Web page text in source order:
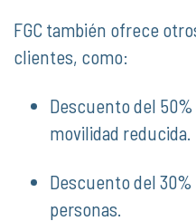
FGC también ofrece
clientes, como:
Descuento del
movilidad reducida.
Descuento del
personas.